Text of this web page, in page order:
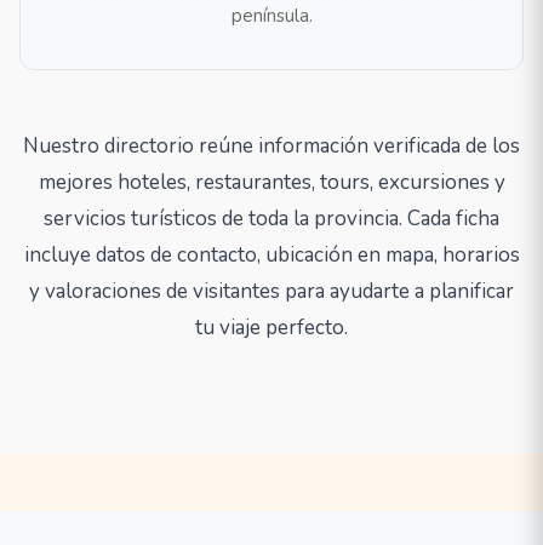
península.
Nuestro directorio reúne información verificada de los
mejores hoteles, restaurantes, tours, excursiones y
servicios turísticos de toda la provincia. Cada ficha
incluye datos de contacto, ubicación en mapa, horarios
y valoraciones de visitantes para ayudarte a planificar
tu viaje perfecto.